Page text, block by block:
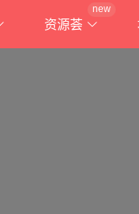
资源荟
new